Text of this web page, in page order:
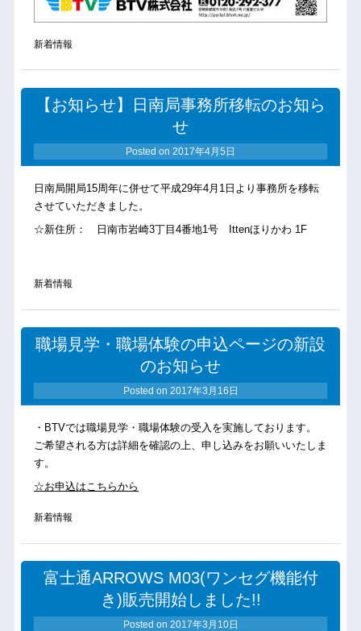
新着情報
【お知らせ】日南局事務所移転のお知ら
せ
Posted on 2017年4月5日
日南局開局15周年に併せて平成29年4月1日より事務所を移転
させていただきました。
☆新住所： 日南市岩崎3丁目4番地1号 Ittenほりかわ 1F
新着情報
職場見学・職場体験の申込ページの新設
のお知らせ
Posted on 2017年3月16日
・BTVでは職場見学・職場体験の受入を実施しております。
ご希望される方は詳細を確認の上、申し込みをお願いいたしま
す。
☆お申込はこちらから
新着情報
富士通ARROWS M03(ワンセグ機能付
き)販売開始しました!!
Posted on 2017年3月10日